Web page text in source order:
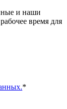
и наши
время для
*